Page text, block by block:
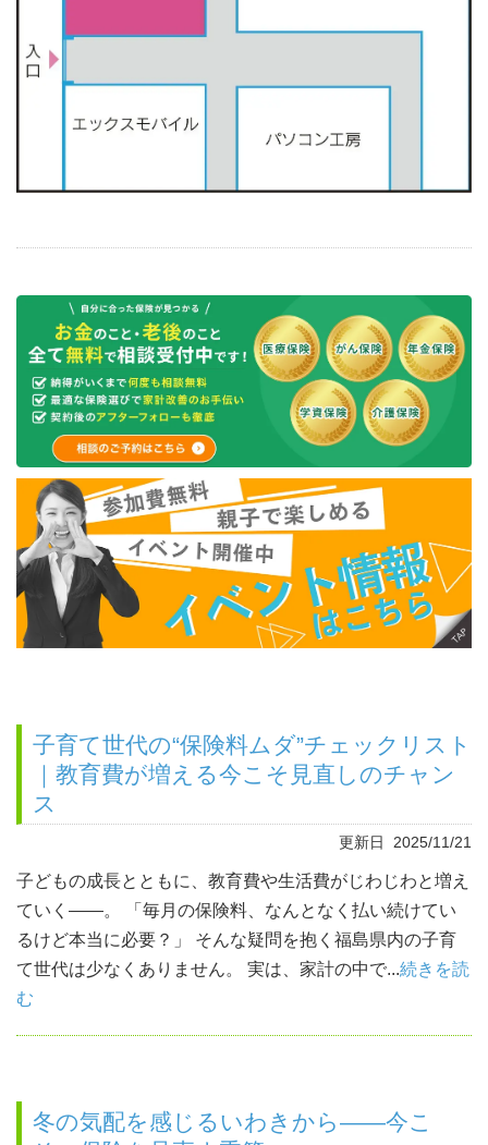
子育て世代の“保険料ムダ”チェックリスト
｜教育費が増える今こそ見直しのチャン
ス
更新日 2025/11/21
子どもの成長とともに、教育費や生活費がじわじわと増え
ていく――。 「毎月の保険料、なんとなく払い続けてい
るけど本当に必要？」 そんな疑問を抱く福島県内の子育
て世代は少なくありません。 実は、家計の中で...続きを読
む
冬の気配を感じるいわきから――今こ